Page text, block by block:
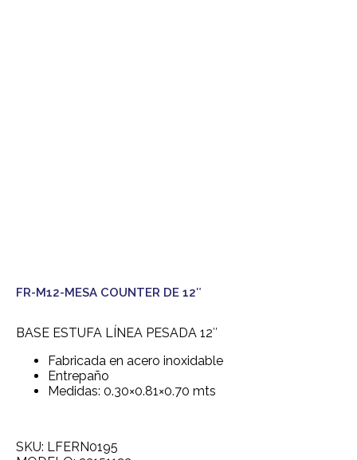
FR-M12-MESA COUNTER DE 12″
BASE ESTUFA LÍNEA PESADA 12″
Fabricada en acero inoxidable
Entrepaño
Medidas: 0.30×0.81×0.70 mts
SKU: LFERN0195